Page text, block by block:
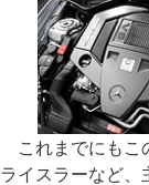
これまでにもこ
ライスラーなど、